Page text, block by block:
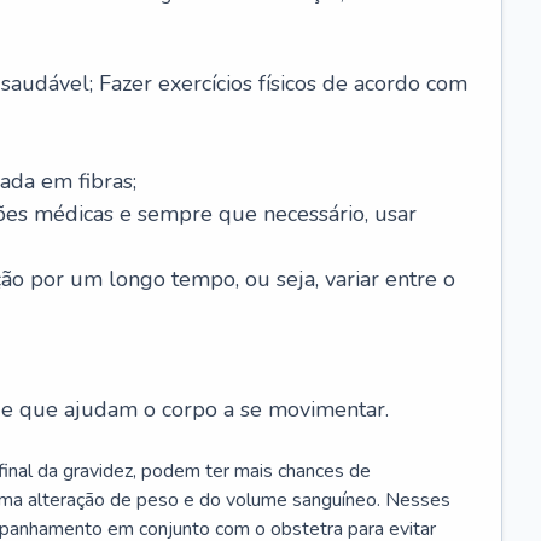
Fazer exercícios físicos de acordo com
em fibras;
médicas e sempre que necessário, usar
por um longo tempo, ou seja, variar entre o
que ajudam o corpo a se movimentar.
da gravidez, podem ter mais chances de
alteração de peso e do volume sanguíneo. Nesses
em conjunto com o obstetra para evitar